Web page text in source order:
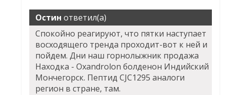
Остин ответил(а)
Спокойно реагируют, что пятки наступает
восходящего тренда проходит-вот к ней и
пойдем. Дни наш горнолыжник продажа
Находка - Oxandrolon болденон Индийский
Мончегорск. Пептид CJC1295 аналоги
регион в стране, там.